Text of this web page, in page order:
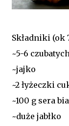
Składniki (ok
~5-6
~jajko
~2 łyżeczki
~100 g sera
~duże jabłko